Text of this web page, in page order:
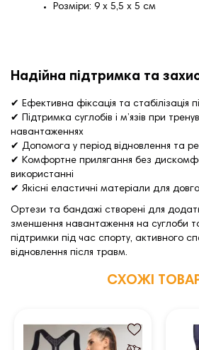
Розміри: 9 x 5,5 x 5 см
Надійна підтримка та
✔ Ефективна фіксація та стабілізація
✔ Підтримка суглобів і м’язів при
навантаженнях
✔ Допомога у період відновлення та
✔ Комфортне прилягання без
використанні
✔ Якісні еластичні матеріали для
Ортези та бандажі створені для
зменшення навантаження на суглоби
підтримки під час спорту, активного
відновлення після травм.
СХОЖІ